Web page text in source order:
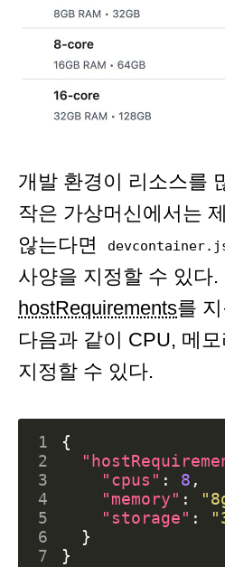
개발 환경이 리소스를
작은 가상머신에서는
않는다면
사양을 지정할 수 있다.
hostRequirements를
다음과 같이 CPU, 메
지정할 수 있다.
1
{
2
3
"cpus" : 8 ,
4
"memory" :
5
"storage" :
6
}
7
}